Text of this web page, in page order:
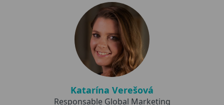
Katarína Verešová
Responsable Global Marketing